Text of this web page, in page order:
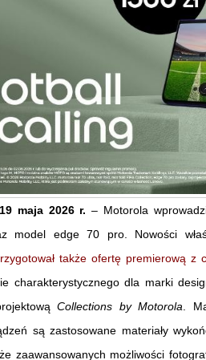
maja 2026 r. – Motorola
model edge 70 pro. Nowości
także ofertę premierową z
charakterystycznego dla marki
Collections by Motorola.
są zastosowane materiały
zaawansowanych możliwości